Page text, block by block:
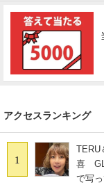
アクセスランキング
1
TERU
喜
で写っ